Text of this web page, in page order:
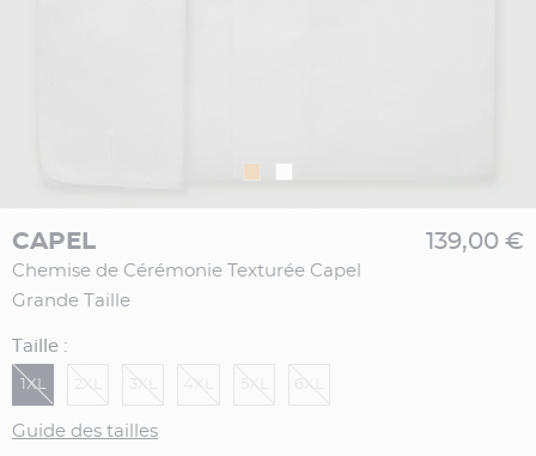
CAPEL
Chemise de Cérémonie Texturée Capel
Grande Taille
139,00 €
Taille :
1XL
Guide des tailles